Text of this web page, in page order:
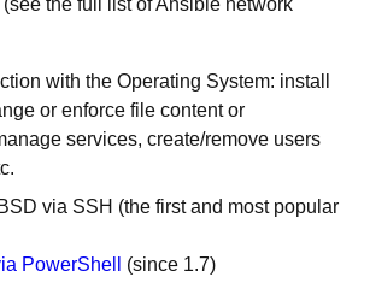
(see the full list of Ansible network
with the Operating System: install
or enforce file content or
services, create/remove users
via SSH (the first and most popular
PowerShell
(since 1.7)